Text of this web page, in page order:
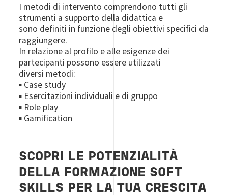
I metodi di intervento comprendono tutti gli
strumenti a supporto della didattica e
sono definiti in funzione degli obiettivi specifici da
raggiungere.
In relazione al profilo e alle esigenze dei
partecipanti possono essere utilizzati
diversi metodi:
▪ Case study
▪ Esercitazioni individuali e di gruppo
▪ Role play
▪ Gamification
SCOPRI LE POTENZIALITÀ
DELLA FORMAZIONE SOFT
SKILLS PER LA TUA CRESCITA